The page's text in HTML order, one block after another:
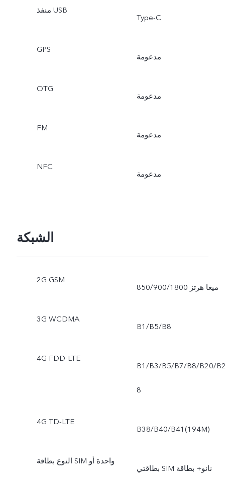
منفذ USB
Type-C
GPS
مدعومة
OTG
مدعومة
FM
مدعومة
NFC
مدعومة
الشبكة
2G GSM
850/900/1800 ميغا هرتز
3G WCDMA
B1/B5/B8
4G FDD-LTE
B1/B3/B5/B7/B8/B20/
8
4G TD-LTE
B38/B40/B41(194M)
النوع بطاقة SIM واحدة أو
بطاقتي SIM نانو+ بطاقة